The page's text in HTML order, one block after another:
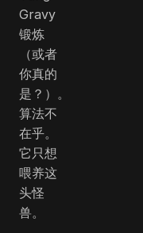
Gravy
锻炼
（或者
你真的
是？）。
算法不
在乎。
它只想
喂养这
头怪
兽。